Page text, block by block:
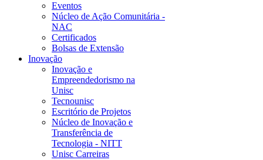
Eventos
Núcleo de Ação Comunitária -
NAC
Certificados
Bolsas de Extensão
Inovação
Inovação e
Empreendedorismo na
Unisc
Tecnounisc
Escritório de Projetos
Núcleo de Inovação e
Transferência de
Tecnologia - NITT
Unisc Carreiras